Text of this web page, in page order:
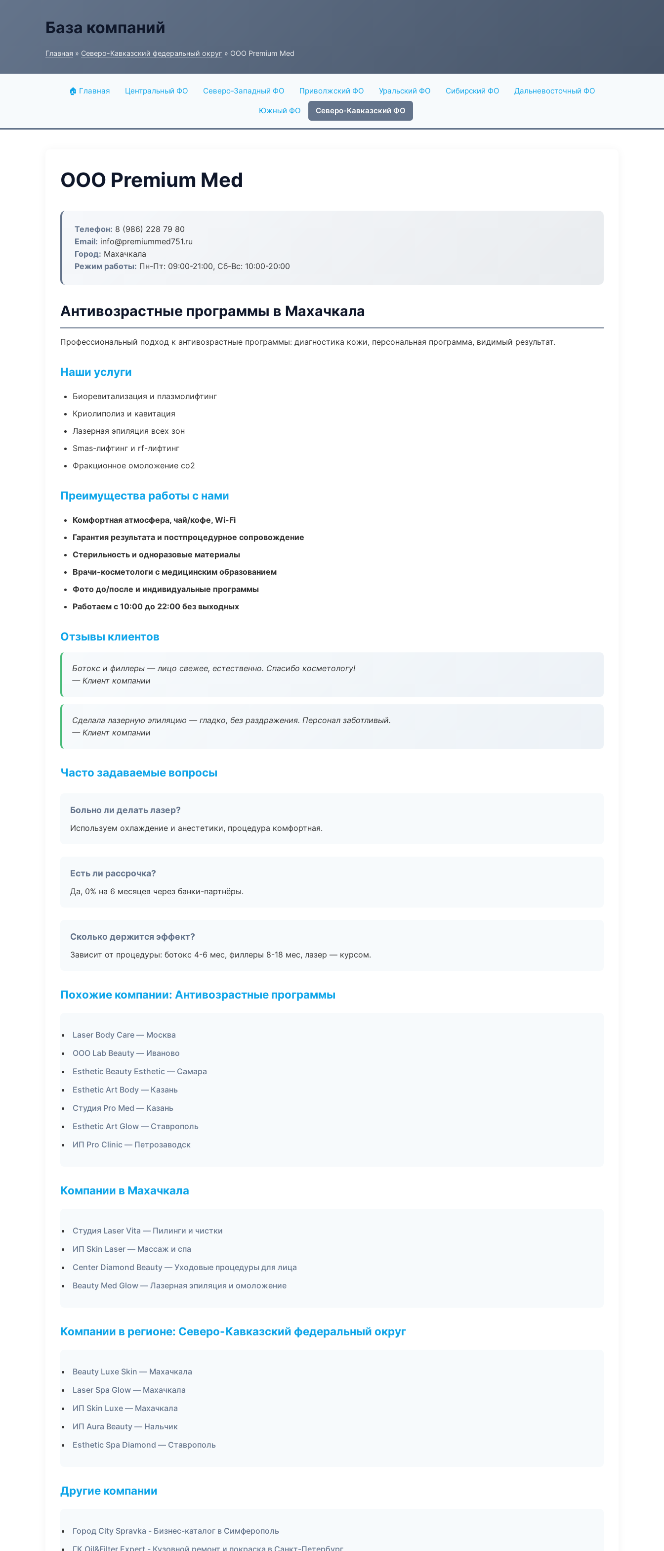
База компаний
Главная » Северо-Кавказский федеральный округ » ООО Premium Med
🏠 Главная Центральный ФО Северо-Западный ФО Приволжский ФО Уральский ФО Сибирский ФО Дальневосточный ФО
Южный ФО Северо-Кавказский ФО
ООО Premium Med
Телефон: 8 (986) 228 79 80
Email: info@premiummed751.ru
Город: Махачкала
Режим работы: Пн-Пт: 09:00-21:00, Сб-Вс: 10:00-20:00
Антивозрастные программы в Махачкала
Профессиональный подход к антивозрастные программы: диагностика кожи, персональная программа, видимый результат.
Наши услуги
Биоревитализация и плазмолифтинг
Криолиполиз и кавитация
Лазерная эпиляция всех зон
Smas-лифтинг и rf-лифтинг
Фракционное омоложение co2
Преимущества работы с нами
Комфортная атмосфера, чай/кофе, Wi-Fi
Гарантия результата и постпроцедурное сопровождение
Стерильность и одноразовые материалы
Врачи-косметологи с медицинским образованием
Фото до/после и индивидуальные программы
Работаем с 10:00 до 22:00 без выходных
Отзывы клиентов
Ботокс и филлеры — лицо свежее, естественно. Спасибо косметологу!
— Клиент компании
Сделала лазерную эпиляцию — гладко, без раздражения. Персонал заботливый.
— Клиент компании
Часто задаваемые вопросы
Больно ли делать лазер?
Используем охлаждение и анестетики, процедура комфортная.
Есть ли рассрочка?
Да, 0% на 6 месяцев через банки-партнёры.
Сколько держится эффект?
Зависит от процедуры: ботокс 4-6 мес, филлеры 8-18 мес, лазер — курсом.
Похожие компании: Антивозрастные программы
Laser Body Care — Москва
ООО Lab Beauty — Иваново
Esthetic Beauty Esthetic — Самара
Esthetic Art Body — Казань
Студия Pro Med — Казань
Esthetic Art Glow — Ставрополь
ИП Pro Clinic — Петрозаводск
Компании в Махачкала
Студия Laser Vita — Пилинги и чистки
ИП Skin Laser — Массаж и спа
Center Diamond Beauty — Уходовые процедуры для лица
Beauty Med Glow — Лазерная эпиляция и омоложение
Компании в регионе: Северо-Кавказский федеральный округ
Beauty Luxe Skin — Махачкала
Laser Spa Glow — Махачкала
ИП Skin Luxe — Махачкала
ИП Aura Beauty — Нальчик
Esthetic Spa Diamond — Ставрополь
Другие компании
Город City Spravka - Бизнес-каталог в Симферополь
ГК Oil&Filter Expert - Кузовной ремонт и покраска в Санкт-Петербург